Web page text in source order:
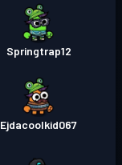
Springtrap12
Ejdacoolkid067